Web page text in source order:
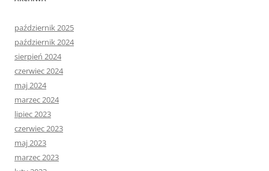
październik 2025
październik 2024
sierpień 2024
czerwiec 2024
maj 2024
marzec 2024
lipiec 2023
czerwiec 2023
maj 2023
marzec 2023